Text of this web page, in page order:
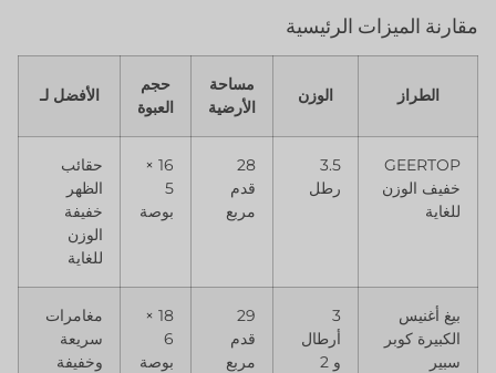
مقارنة الميزات الرئيسية
الطراز الوزن
مساحة
الأرضية
حجم
العبوة
الأفضل لـ
GEERTOP
خفيف الوزن
للغاية
3.5
رطل
28
قدم
مربع
16 ×
5
بوصة
حقائب
الظهر
خفيفة
الوزن
للغاية
بيغ أغنيس
الكبيرة كوبر
سبير
3
أرطال
و 2
29
قدم
مربع
18 ×
6
بوصة
مغامرات
سريعة
وخفيفة